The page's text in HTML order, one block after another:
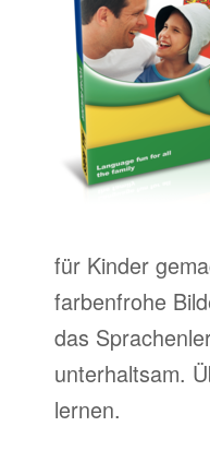
für Kinder
farbenfrohe
das
unterhaltsam.
lernen.